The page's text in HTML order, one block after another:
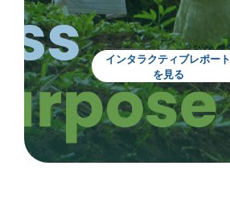
インタラクティブレポート
を見る